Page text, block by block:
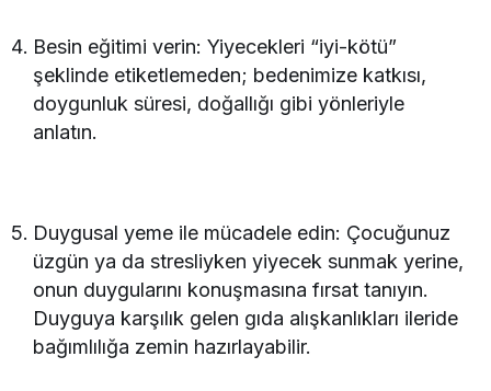
Besin eğitimi verin: Yiyecekleri “iyi-kötü”
şeklinde etiketlemeden; bedenimize katkısı,
doygunluk süresi, doğallığı gibi yönleriyle
anlatın.
Duygusal yeme ile mücadele edin: Çocuğunuz
üzgün ya da stresliyken yiyecek sunmak yerine,
onun duygularını konuşmasına fırsat tanıyın.
Duyguya karşılık gelen gıda alışkanlıkları ileride
bağımlılığa zemin hazırlayabilir.